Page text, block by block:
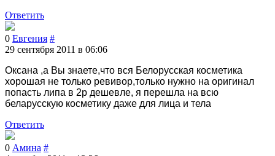
Ответить
0 Евгения #
29 сентября 2011 в 06:06
Оксана ,а Вы знаете,что вся Белорусская косметика
хорошая не только ревивор,только нужно на оригинал
попасть липа в 2р дешевле, я перешла на всю
беларусскую косметику даже для лица и тела
Ответить
0 Амина #